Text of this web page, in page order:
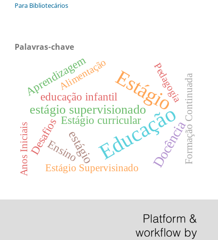
Para Bibliotecários
Palavras-chave
Educação
Estágio
Docência
estágio supervisionado
estágio
educação infantil
Aprendizagem
Estágio curricular
DesafiosEnsino
Anos Iniciais Formação Continuada
Pedagogia
Estágio Supervisinado
Alimentação